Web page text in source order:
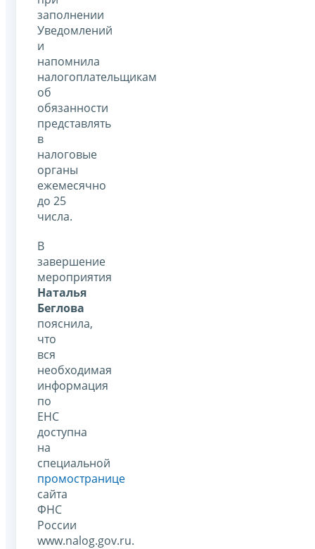
заполнении
Уведомлений
и
напомнила
налогоплательщикам
об
обязанности
представлять
в
налоговые
органы
ежемесячно
до 25
числа.
В
завершение
мероприятия
Наталья
Беглова
пояснила,
что
вся
необходимая
информация
по
ЕНС
доступна
на
специальной
промостранице
сайта
ФНС
России
www.nalog.gov.ru.